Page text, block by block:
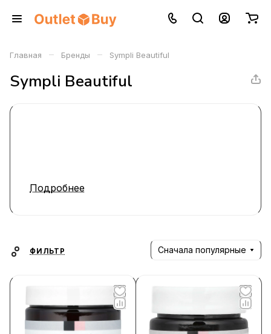
Главная – Бренды – Sympli Beautiful
Sympli Beautiful
Подробнее
ФИЛЬТР Сначала популярные